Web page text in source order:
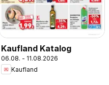
Kaufland Katalog
06.08. - 11.08.2026
Kaufland